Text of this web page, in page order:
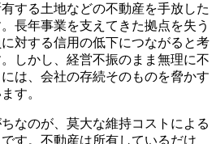
する土地などの不動産を手放した
長年事業を支えてきた拠点を失う
対する信用の低下につながると考
しかし、経営不振のまま無理に不
は、会社の存続そのものを脅かす
す。
なのが、莫大な維持コストによる
す。不動産は所有しているだけ